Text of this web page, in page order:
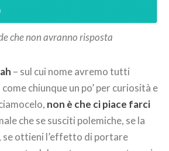
che non avranno risposta
– sul cui nome avremo tutti
chiunque un po’ per curiosità e
non è che ci piace farci
che se susciti polemiche, se la
se ottieni l’effetto di portare